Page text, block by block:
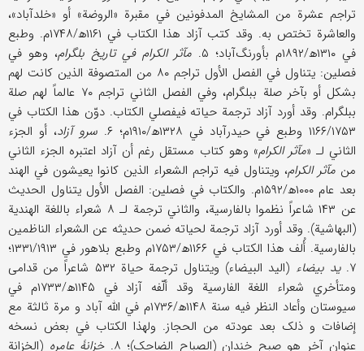
تراجم عشرة من المشایخ المدفونین في مقبرة «الروضة» أو «خلدآباد»،
والعاشرة تختص به. وقد کتب آزاد هذا الکتاب في ۱۱۶۱ھ/۱۷۴۸م. وطبع
في ۱۳۱۰ھ/۱۸۹۲م بأورنگ‌آباد؛ ۵.
مآثر الکرام في تاریخ بلگرام، وهو في
فصلین: یتناول في الفصل الأول تراجم ۸۰ من المتصوفة الذین کانت لهم
بشکل أو بآخر صلة ببلگرام، وفي الفصل الثاني تراجم ۷۰ عالماً لهم صلة
ببلگرام. وقد أورد آزاد ترجمة حیاته فيفصلي الکتاب. دوّن هذا الکتاب في
۱۱۶۶/۱۷۵۳ وطبع في حیدرآباد في ۱۳۲۸ھ/۱۹۱۰م؛ ۶.
سرو آزاد، أو الجزء
الثاني لـ «مآثر الکرام» وهو کتاب مستقل رغم أن آزاد اعتبره الجزء الثاني
من مآثر الکرام، ویتناول فیه تراجم الشعراء الذین کانوا یعیشون في الهند
بعد عام ۱۰۰۰ھ/۱۵۹۲م. والکتاب في فصلین: الفصل الأول یتناول الحدیث
عن ۱۴۳ شاعراً نظموا بالفارسیة، والثاني ترجمة لـ ۸ شعراء باللغة الهندیة
(البهاشیة). وقد أورد آزاد ترجمة لحیاته ضمن حدیثه عن الشعراء الناظمین
بالفارسیة. أُلف هذا الکتاب في ۱۱۶۶ھ/۱۷۵۳م وطبع بلاهور في ۱۳۳۱/۱۹۱۳؛
۷. ید بیضاء
(الید البیضاء) ویتناول ترجمة حیاة ۵۳۲ شاعراً من قدامی
ومتأخري شعراء اللغة الفارسیة وقد ألّفه آزاد في ۱۱۴۵ھ/۱۷۳۳م في
سیوستان وأعاد النظر فیه سنة ۱۱۴۸ھ/۱۷۳۶م في الله آباد و مرة ثالثة مع
إضافات و ذلک بعد عودته من الحجاز. ولهذا الکتاب في بعض نسخه
عنوان آخر هو صبح خندان (الصباح الضاحک)؛ ۸.
خزانۀ عامره (الخزانة